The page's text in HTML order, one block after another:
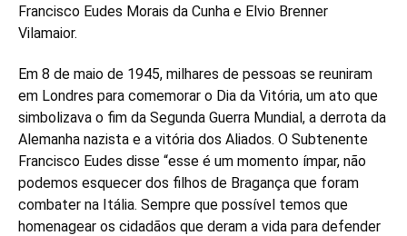
Francisco Eudes Morais da Cunha e Elvio Brenner
Vilamaior.
Em 8 de maio de 1945, milhares de pessoas se reuniram
em Londres para comemorar o Dia da Vitória, um ato que
simbolizava o fim da Segunda Guerra Mundial, a derrota da
Alemanha nazista e a vitória dos Aliados. O Subtenente
Francisco Eudes disse “esse é um momento ímpar, não
podemos esquecer dos filhos de Bragança que foram
combater na Itália. Sempre que possível temos que
homenagear os cidadãos que deram a vida para defender